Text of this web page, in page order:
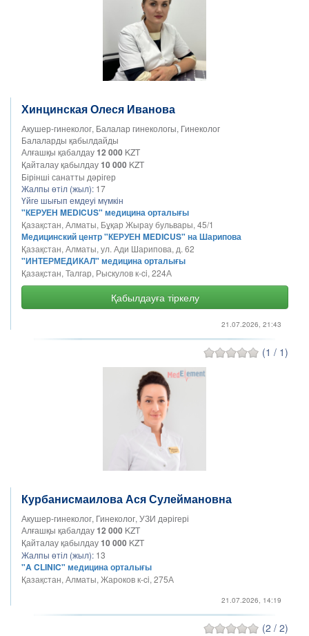
Хинцинская Олеся Иванова
Акушер-гинеколог, Балалар гинекологы, Гинеколог
Балаларды қабылдайды
Алғашқы қабалдау12 000 KZT
Қайталау қабылдау10 000 KZT
Бірінші санатты дәрігер
Жалпы өтіл (жыл): 17
Үйге шығып емдеуі мүмкін
"КЕРУЕН MEDICUS" медицина орталығы
Қазақстан, Алматы, Бұқар Жырау бульвары, 45/1
Медицинский центр "КЕРУЕН MEDICUS" на Шарипова
Қазақстан, Алматы, ул. Ади Шарипова, д. 62
"ИНТЕРМЕДИКАЛ" медицина орталығы
Қазақстан, Талгар, Рыскулов к-ci, 224А
Қабылдауға тіркелу
21.07.2026, 21:43
(1 / 1)
Курбанисмаилова Ася Сулеймановна
Акушер-гинеколог, Гинеколог, УЗИ дәрігері
Алғашқы қабалдау12 000 KZT
Қайталау қабылдау10 000 KZT
Жалпы өтіл (жыл): 13
"A CLINIC" медицина орталығы
Қазақстан, Алматы, Жароков к-ci, 275А
21.07.2026, 14:19
(2 / 2)